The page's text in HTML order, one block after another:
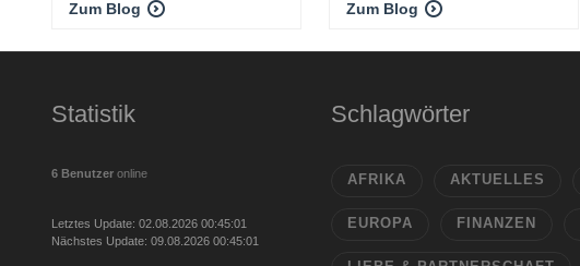
Zum Blog Zum Blog
Statistik
6 Benutzer online
Letztes Update: 02.08.2026 00:45:01
Nächstes Update: 09.08.2026 00:45:01
Schlagwörter
AFRIKA AKTUELLES
EUROPA FINANZEN